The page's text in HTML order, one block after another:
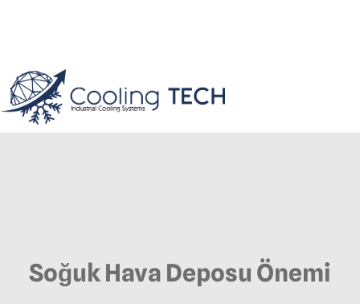
Soğuk Hava Deposu Önemi